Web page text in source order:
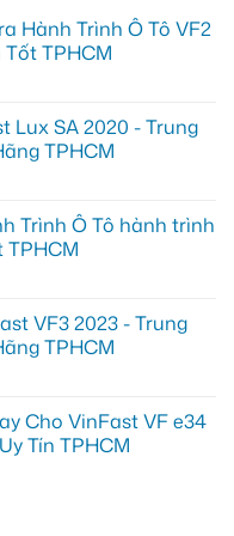
Hành Trình Ô Tô VF2
TPHCM
Lux SA 2020 - Trung
TPHCM
Trình Ô Tô hành trình
TPHCM
VF3 2023 - Trung
TPHCM
Cho VinFast VF e34
Tín TPHCM